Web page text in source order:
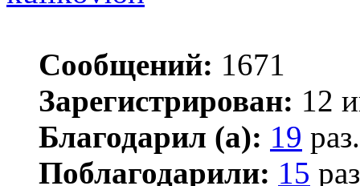
Сообщений: 1671
Зарегистрирован: 12
Благодарил (а): 19 раз.
Поблагодарили: 15